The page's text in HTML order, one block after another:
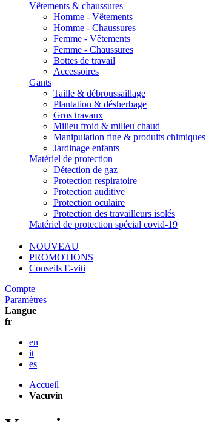
Vêtements & chaussures
Homme - Vêtements
Homme - Chaussures
Femme - Vêtements
Femme - Chaussures
Bottes de travail
Accessoires
Gants
Taille & débroussaillage
Plantation & désherbage
Gros travaux
Milieu froid & milieu chaud
Manipulation fine & produits chimiques
Jardinage enfants
Matériel de protection
Détection de gaz
Protection respiratoire
Protection auditive
Protection oculaire
Protection des travailleurs isolés
Matériel de protection spécial covid-19
NOUVEAU
PROMOTIONS
Conseils E-viti
Compte
Paramètres
Langue
fr
en
it
es
Accueil
Vacuvin